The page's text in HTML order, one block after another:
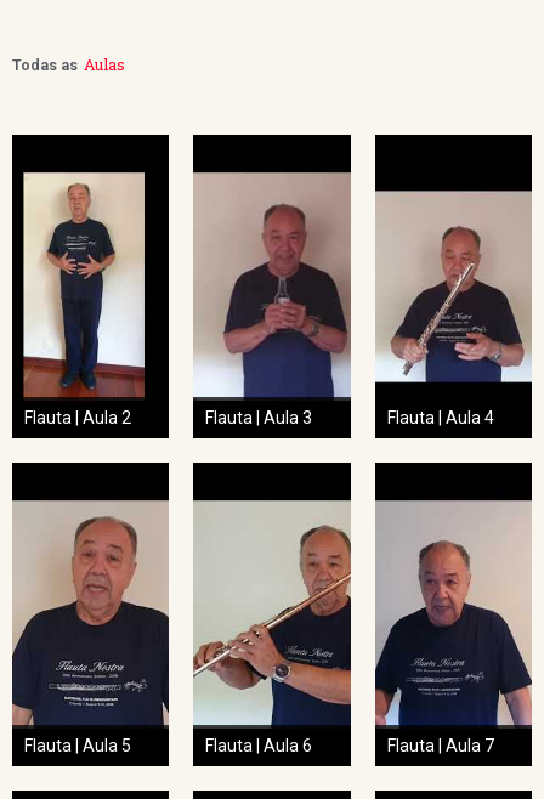
Todas as Aulas
Flauta | Aula 2 Flauta | Aula 3 Flauta | Aula 4
Flauta | Aula 5 Flauta | Aula 6 Flauta | Aula 7